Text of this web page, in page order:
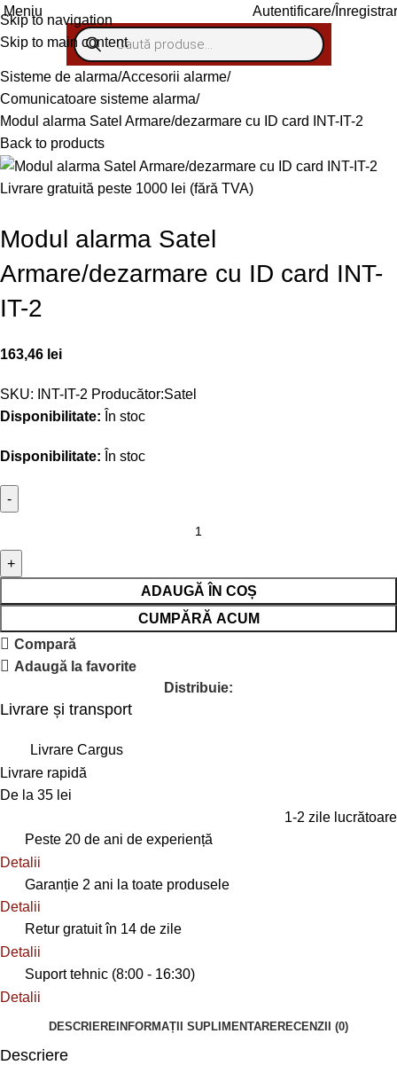
Skip to navigation
Skip to main content
Meniu Autentificare/
Sisteme de alarma Accesorii alarme
Comunicatoare sisteme alarma
Modul alarma Satel Armare/dezarmare cu ID card INT-IT-2
Back to products
Livrare gratuită peste 1000 lei (fără TVA)
Modul alarma Satel
Armare/dezarmare cu ID card INT-
IT-2
163,46 lei
SKU: INT-IT-2 Producător:Satel
Disponibilitate: În stoc
Disponibilitate: În stoc
ADAUGĂ ÎN COȘ
CUMPĂRĂ ACUM
Compară
Adaugă la favorite
Distribuie:
Livrare și transport
Livrare Cargus
Livrare rapidă
De la 35 lei
1-2 zile lucrătoare
Peste 20 de ani de experiență
Detalii
Garanție 2 ani la toate produsele
Detalii
Retur gratuit în 14 de zile
Detalii
Suport tehnic (8:00 - 16:30)
Detalii
DESCRIERE INFORMAȚII SUPLIMENTARERECENZII (0)
Descriere